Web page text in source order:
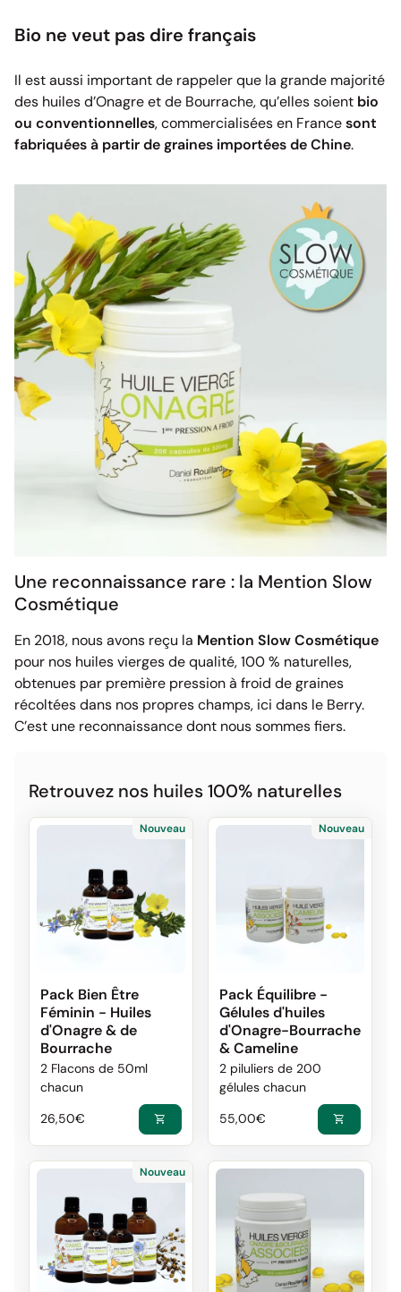
Bio ne veut pas dire français
Il est aussi important de rappeler que la grande majorité
des huiles d’Onagre et de Bourrache, qu’elles soient bio
ou conventionnelles, commercialisées en Francesont
fabriquées à partir de graines importées de Chine.
Une reconnaissance rare : la Mention Slow
Cosmétique
En 2018, nous avons reçu la Mention Slow Cosmétique
pour nos huiles vierges de qualité, 100 % naturelles,
obtenues par première pression à froid de graines
récoltées dans nos propres champs, ici dans le Berry.
C’est une reconnaissance dont nous sommes fiers.
Retrouvez nos huiles 100% naturelles
Nouveau
Pack Bien Être
Féminin - Huiles
d'Onagre & de
Bourrache
2 Flacons de 50ml
chacun
Prix normal
Prix de vente
26,50€ shopping_cart
Nouveau
Pack Équilibre -
Gélules d'huiles
d'Onagre-Bourrache
& Cameline
2 piluliers de 200
gélules chacun
Prix normal
Prix de vente
55,00€ shopping_cart
Nouveau